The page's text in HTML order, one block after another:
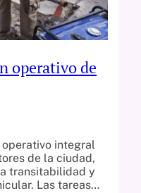
operativo de
operativo integral
de la ciudad,
transitabilidad y
Las tareas…